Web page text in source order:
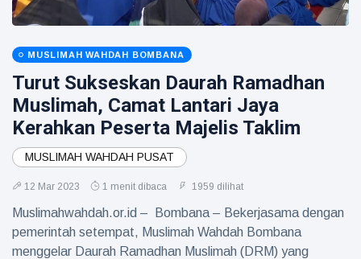
MUSLIMAH WAHDAH BOMBANA
Turut Sukseskan Daurah Ramadhan
Muslimah, Camat Lantari Jaya
Kerahkan Peserta Majelis Taklim
MUSLIMAH WAHDAH PUSAT
12 Mar 2023 1 menit dibaca 1959 dilihat
Muslimahwahdah.or.id – Bombana – Bekerjasama dengan
pemerintah setempat, Muslimah Wahdah Bombana
menggelar Daurah Ramadhan Muslimah (DRM) yang